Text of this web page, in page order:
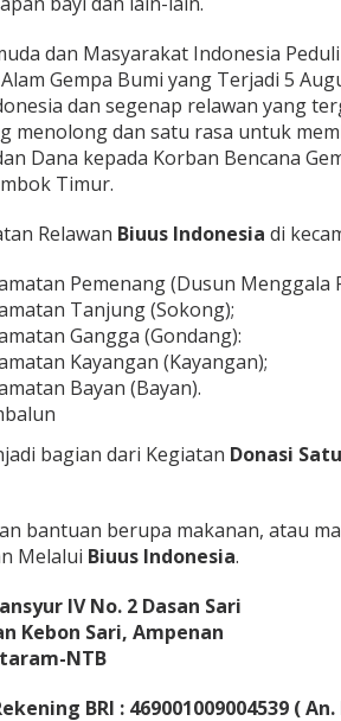
dan Masyarakat Indonesia
Gempa Bumi yang Terjadi 5
dan segenap relawan yang
menolong dan satu rasa untuk
Dana kepada Korban Bencana
Timur.
Relawan Biuus Indonesia di
Pemenang (Dusun Menggala
Tanjung (Sokong);
Gangga (Gondang):
Kayangan (Kayangan);
Bayan (Bayan).
bagian dari Kegiatan Donasi
bantuan berupa makanan, atau
Melalui Biuus Indonesia.
IV No. 2 Dasan Sari
Kebon Sari, Ampenan
NTB
BRI : 469001009004539 (